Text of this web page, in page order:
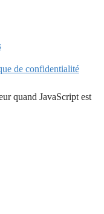
de confidentialité
quand JavaScript est